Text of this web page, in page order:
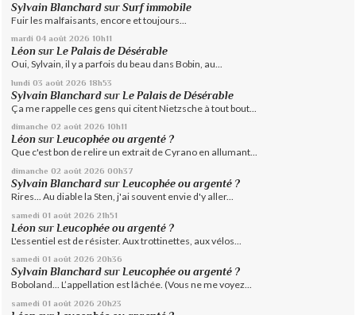
Sylvain Blanchard surSurf immobile
Fuir les malfaisants, encore et toujours...
mardi 04 août 2026 10h11
Léon surLe Palais de Désérable
Oui, Sylvain, il y a parfois du beau dans Bobin, au...
lundi 03 août 2026 18h53
Sylvain Blanchard sur Le Palais de Désérable
Ça me rappelle ces gens qui citent Nietzsche à tout bout...
dimanche 02 août 2026 10h11
Léon surLeucophée ou argenté ?
Que c'est bon de relire un extrait de Cyrano en allumant...
dimanche 02 août 2026 00h37
Sylvain Blanchard sur Leucophée ou argenté ?
Rires... Au diable la Sten, j'ai souvent envie d'y aller...
samedi 01 août 2026 21h51
Léon sur Leucophée ou argenté ?
L'essentiel est de résister. Aux trottinettes, aux vélos...
samedi 01 août 2026 20h36
Sylvain Blanchard surLeucophée ou argenté ?
Boboland... L’appellation est lâchée. (Vous ne me voyez...
samedi 01 août 2026 20h23